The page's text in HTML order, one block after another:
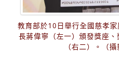
教育部於10日舉行全國慈孝
長蔣偉寧（左一）頒發獎座
（右二）。（攝